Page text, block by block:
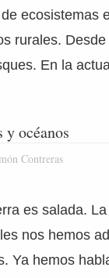
ecosistemas
rurales.
En la
océanos
Contreras
es salada.
nos hemos
Ya hemos